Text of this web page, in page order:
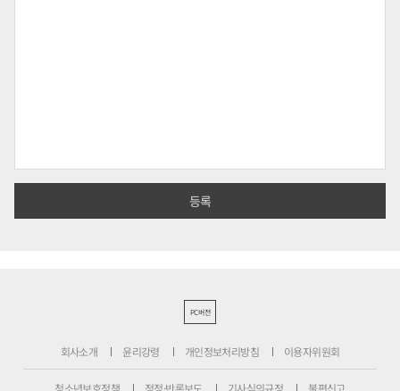
PC버전
회사소개 윤리강령 개인정보처리방침 이용자위원회
청소년보호정책 정정·반론보도 기사심의규정 불편신고